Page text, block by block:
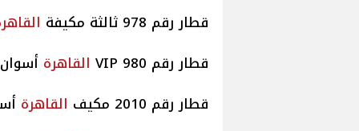
قطار رقم 978 ثالثة مكيفة
قطار رقم 980 VIP
القاهرة أسوان
قطار رقم 2010 مكيف
القاهرة